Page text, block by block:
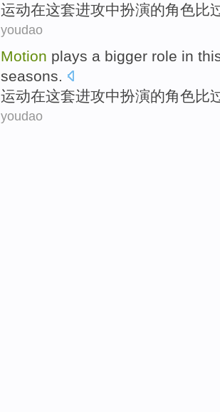
运动在这套进攻中扮演的角色比
youdao
Motion plays a bigger role in
seasons.
运动在这套进攻中扮演的角色比
youdao